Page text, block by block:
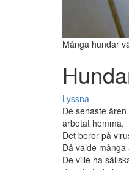
Många hundar
Lyssna
De senaste
arbetat hemma.
Det beror på
Då valde
De ville ha